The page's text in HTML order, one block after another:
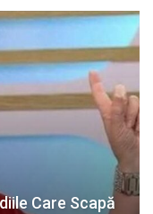
Care Scapă